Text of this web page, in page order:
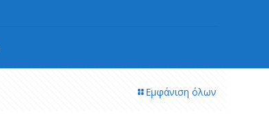
Εμφάνιση όλων